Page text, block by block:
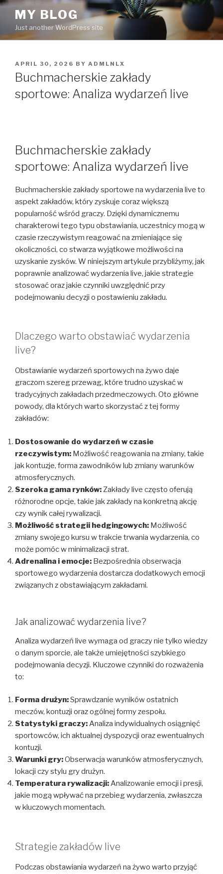
Skip
content
MY BLOG
Just another WordPress site
POSTED
ON
APRIL 30, 2026 BY ADMLNLX
Buchmacherskie zakłady
sportowe: Analiza wydarzeń live
Buchmacherskie zakłady
sportowe: Analiza wydarzeń live
Buchmacherskie zakłady sportowe na wydarzenia live to
aspekt zakładów, który zyskuje coraz większą
popularność wśród graczy. Dzięki dynamicznemu
charakterowi tego typu obstawiania, uczestnicy mogą w
czasie rzeczywistym reagować na zmieniające się
okoliczności, co stwarza wyjątkowe możliwości na
uzyskanie zysków. W niniejszym artykule przybliżymy, jak
poprawnie analizować wydarzenia live, jakie strategie
stosować oraz jakie czynniki uwzględnić przy
podejmowaniu decyzji o postawieniu zakładu.
Dlaczego warto obstawiać wydarzenia
live?
Obstawianie wydarzeń sportowych na żywo daje
graczom szereg przewag, które trudno uzyskać w
tradycyjnych zakładach przedmeczowych. Oto główne
powody, dla których warto skorzystać z tej formy
zakładów:
Dostosowanie do wydarzeń w czasie
rzeczywistym: Możliwość reagowania na zmiany, takie
jak kontuzje, forma zawodników lub zmiany warunków
atmosferycznych.
Szeroka gama rynków:Zakłady live często oferują
różnorodne opcje, takie jak zakłady na konkretną akcję
czy wynik całej rywalizacji.
Możliwość strategii hedgingowych: Możliwość
zmiany swojego kursu w trakcie trwania wydarzenia, co
może pomóc w minimalizacji strat.
Adrenalina i emocje: Bezpośrednia obserwacja
sportowego wydarzenia dostarcza dodatkowych emocji
związanych z obstawiającym zakładami.
Jak analizować wydarzenia live?
Analiza wydarzeń live wymaga od graczy nie tylko wiedzy
o danym sporcie, ale także umiejętności szybkiego
podejmowania decyzji. Kluczowe czynniki do rozważenia
to:
Forma drużyn:Sprawdzanie wyników ostatnich
meczów, kontuzji oraz ogólnej formy zespołu.
Statystyki graczy:Analiza indywidualnych osiągnięć
sportowców, ich aktualnej dyspozycji oraz ewentualnych
kontuzji.
Warunki gry:Obserwacja warunków atmosferycznych,
lokacji czy stylu gry drużyn.
Temperatura rywalizacji:Analizowanie emocji i presji,
jakie mogą wpływać na przebieg wydarzenia, zwłaszcza
w kluczowych momentach.
Strategie zakładów live
Podczas obstawiania wydarzeń na żywo warto przyjąć